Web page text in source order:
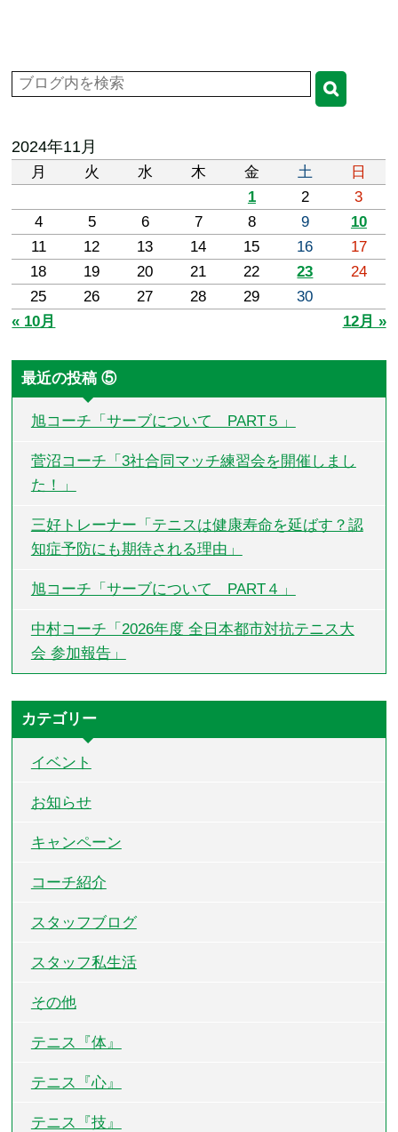
2024年11月
月 火 水 木 金 土
日
1
2
3
4
5 6 7 8 9
10
11
12 13 14 15 16
17
18
19 20 21 22 23
24
25
26 27 28 29
30
« 10月
12月 »
最近の投稿 ⑤
旭コーチ「サーブについて PART５」
菅沼コーチ「3社合同マッチ練習会を開催しまし
た！」
三好トレーナー「テニスは健康寿命を延ばす？認
知症予防にも期待される理由」
旭コーチ「サーブについて PART４」
中村コーチ「2026年度 全日本都市対抗テニス大
会 参加報告」
カテゴリー
イベント
お知らせ
キャンペーン
コーチ紹介
スタッフブログ
スタッフ私生活
その他
テニス『体』
テニス『心』
テニス『技』